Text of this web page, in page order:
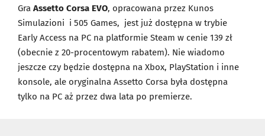
Gra Assetto Corsa EVO, opracowana przez Kunos
Simulazioni i 505 Games, jest już dostępna w trybie
Early Access na PC na platformie Steam w cenie 139 zł
(obecnie z 20-procentowym rabatem). Nie wiadomo
jeszcze czy będzie dostępna na Xbox, PlayStation i inne
konsole, ale oryginalna Assetto Corsa była dostępna
tylko na PC aż przez dwa lata po premierze.